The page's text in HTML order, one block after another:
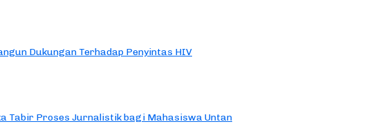
Dukungan Terhadap Penyintas HIV
Tabir Proses Jurnalistik bagi Mahasiswa Untan